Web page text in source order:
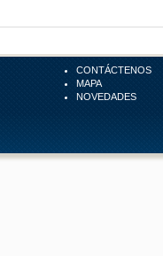
CONTÁCTENOS
MAPA
NOVEDADES